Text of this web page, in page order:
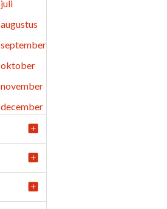
juli
augustus
september
oktober
november
december